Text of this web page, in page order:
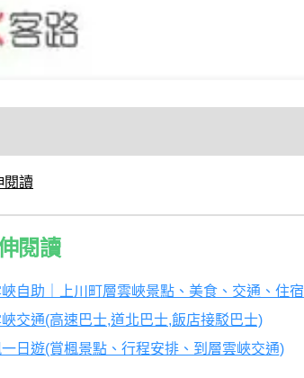
閱讀
閱讀
自助｜上川町層雲峽景點、美食、交通、住宿
交通(高速巴士,道北巴士,飯店接駁巴士)
日遊(賞楓景點、行程安排、到層雲峽交通)